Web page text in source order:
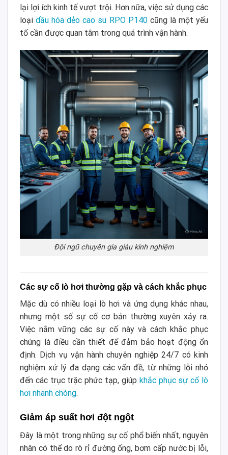
lại lợi ích kinh tế vượt trội. Hơn nữa, việc sử dụng các
loạidầu hóa dẻo cao su RPO P140cũng là một yếu
tố cần được quan tâm trong quá trình vận hành.
Đội ngũ chuyên gia giàu kinh nghiệm
Các sự cố lò hơi thường gặp và cách khắc phục
Mặc dù có nhiều loại lò hơi và ứng dụng khác nhau,
nhưng một số sự cố cơ bản thường xuyên xảy ra.
Việc nắm vững các sự cố này và cách khắc phục
chúng là điều cần thiết để đảm bảo hoạt động ổn
định. Dịch vụ vận hành chuyên nghiệp 24/7 có kinh
nghiệm xử lý đa dạng các vấn đề, từ những lỗi nhỏ
đến các trục trặc phức tạp, giúp khắc phục sự cố lò
hơi nhanh chóng.
Giảm áp suất hơi đột ngột
Đây là một trong những sự cố phổ biến nhất, nguyên
nhân có thể do rò rỉ đường ống, bơm cấp nước bị lỗi,